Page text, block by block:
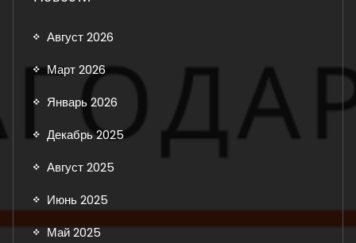
Август 2026
Март 2026
Январь 2026
Декабрь 2025
Август 2025
Июнь 2025
Май 2025